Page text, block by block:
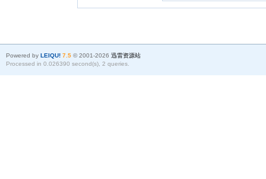
Powered by LEIQU! 7.5© 2001-2026 迅雷资源站
Processed in 0.026390 second(s), 2 queries.